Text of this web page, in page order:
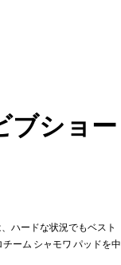
ブショー
ハードな状況でもベスト
ーム シャモワ パッドを中